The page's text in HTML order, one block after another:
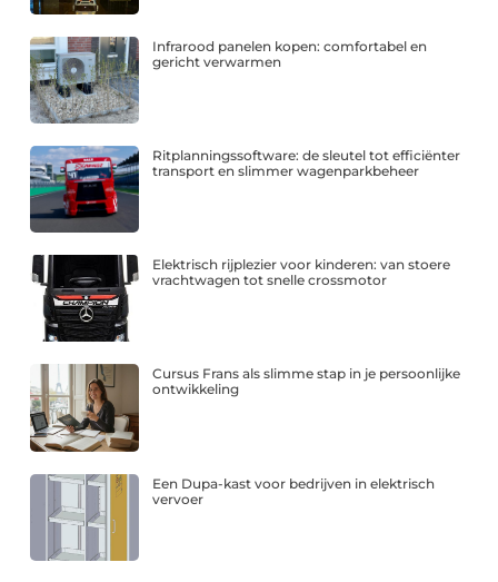
Infrarood panelen kopen: comfortabel en
gericht verwarmen
Ritplanningssoftware: de sleutel tot efficiënter
transport en slimmer wagenparkbeheer
Elektrisch rijplezier voor kinderen: van stoere
vrachtwagen tot snelle crossmotor
Cursus Frans als slimme stap in je persoonlijke
ontwikkeling
Een Dupa-kast voor bedrijven in elektrisch
vervoer